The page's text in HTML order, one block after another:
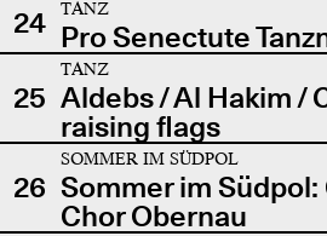
24
TANZ
Pro Senectute
25
TANZ
Aldebs / Al Hakim /
raising flags
26
SOMMER IM SÜDPOL
Sommer im
Chor Obernau